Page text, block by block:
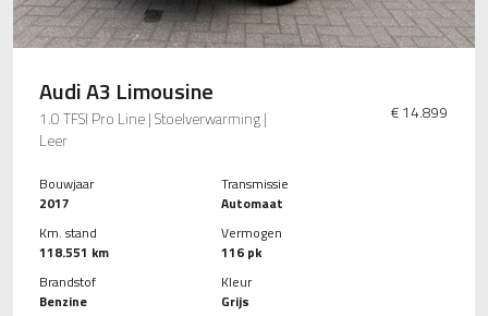
Audi A3 Limousine
1.0 TFSI Pro Line | Stoelverwarming |
Leer
€ 14.899
Bouwjaar
2017
Km. stand
118.551 km
Brandstof
Benzine
Transmissie
Automaat
Vermogen
116 pk
Kleur
Grijs